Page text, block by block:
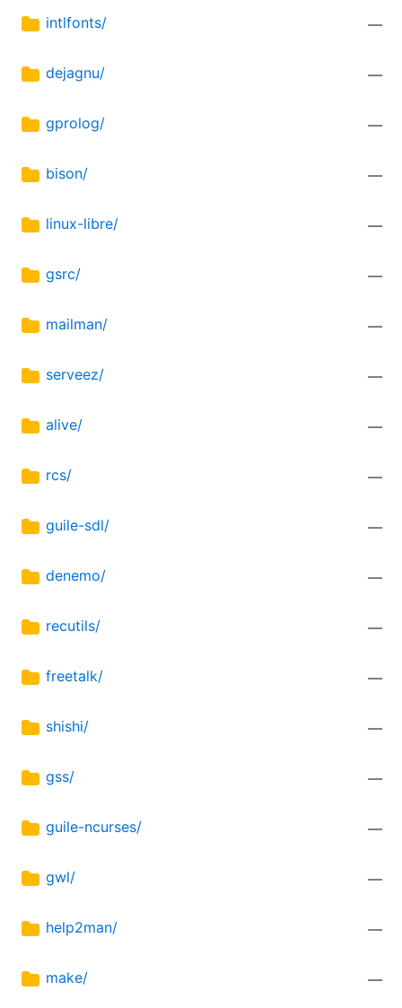
intlfonts/ —
dejagnu/ —
gprolog/ —
bison/ —
linux-libre/ —
gsrc/ —
mailman/ —
serveez/ —
alive/ —
rcs/ —
guile-sdl/ —
denemo/ —
recutils/ —
freetalk/ —
shishi/ —
gss/ —
guile-ncurses/ —
gwl/ —
help2man/ —
make/ —